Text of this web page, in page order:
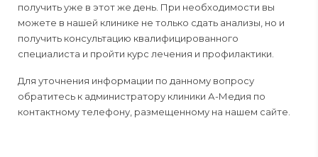
получить уже в этот же день. При необходимости вы
можете в нашей клинике не только сдать анализы, но и
получить консультацию квалифицированного
специалиста и пройти курс лечения и профилактики.
Для уточнения информации по данному вопросу
обратитесь к администратору клиники А-Медия по
контактному телефону, размещенному на нашем сайте.